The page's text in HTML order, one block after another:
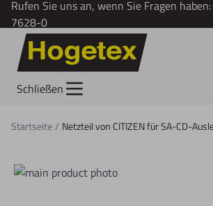
Rufen Sie uns an, wenn Sie Fragen haben:
7628-0
Zum Inhalt springen
Schließen
Startseite/ Netzteil von CITIZEN für SA-CD-